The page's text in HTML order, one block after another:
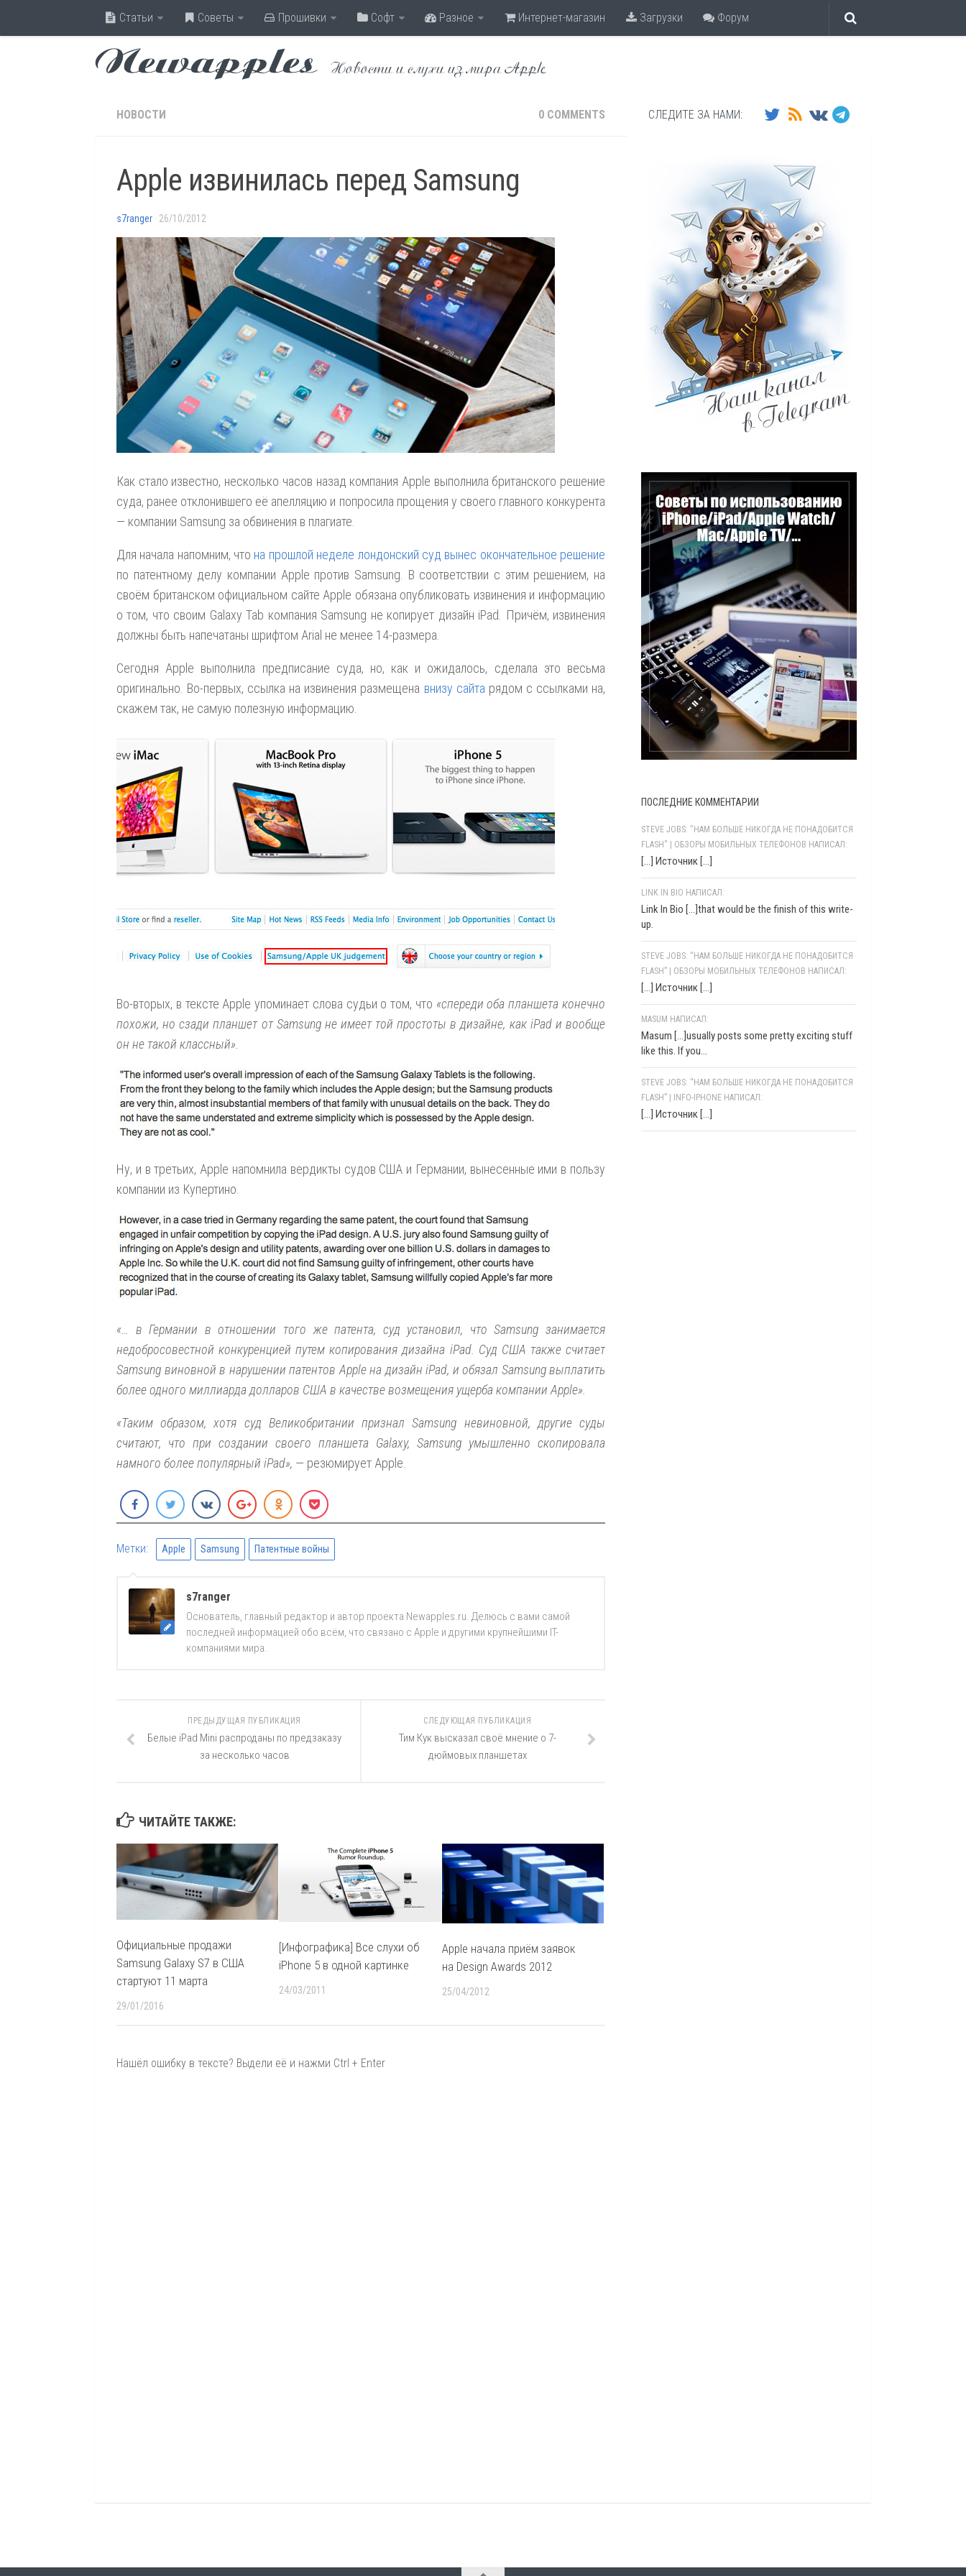
Статьи Советы Прошивки Софт Разное Интернет-магазин Загрузки Форум
Newapples Новости и слухи из мира Apple
НОВОСТИ 0 COMMENTS
Apple извинилась перед Samsung
s7ranger · 26/10/2012
Как стало известно, несколько часов назад компания Apple выполнила британского решение
суда, ранее отклонившего её апелляцию и попросила прощения у своего главного конкурента
— компании Samsung за обвинения в плагиате.
Для начала напомним, что на прошлой неделе лондонский суд вынес окончательное решение
по патентному делу компании Apple против Samsung. В соответствии с этим решением, на
своём британском официальном сайте Apple обязана опубликовать извинения и информацию
о том, что своим Galaxy Tab компания Samsung не копирует дизайн iPad. Причём, извинения
должны быть напечатаны шрифтом Arial не менее 14-размера.
Сегодня Apple выполнила предписание суда, но, как и ожидалось, сделала это весьма
оригинально. Во-первых, ссылка на извинения размещена внизу сайта рядом с ссылками на,
скажем так, не самую полезную информацию.
Во-вторых, в тексте Apple упоминает слова судьи о том, что «спереди оба планшета конечно
похожи, но сзади планшет от Samsung не имеет той простоты в дизайне, как iPad и вообще
он не такой классный».
Ну, и в третьих, Apple напомнила вердикты судов США и Германии, вынесенные ими в пользу
компании из Купертино.
«… в Германии в отношении того же патента, суд установил, что Samsung занимается
недобросовестной конкуренцией путем копирования дизайна iPad. Суд США также считает
Samsung виновной в нарушении патентов Apple на дизайн iPad, и обязал Samsung выплатить
более одного миллиарда долларов США в качестве возмещения ущерба компании Apple».
«Таким образом, хотя суд Великобритании признал Samsung невиновной, другие суды
считают, что при создании своего планшета Galaxy, Samsung умышленно скопировала
намного более популярный iPad», — резюмирует Apple.
Метки: Apple Samsung Патентные войны
s7ranger
Основатель, главный редактор и автор проекта Newapples.ru. Делюсь с вами самой
последней информацией обо всём, что связано с Apple и другими крупнейшими IT-
компаниями мира.
СЛЕДУЮЩАЯ ПУБЛИКАЦИЯ
Тим Кук высказал своё мнение о 7-
дюймовых планшетах
ПРЕДЫДУЩАЯ ПУБЛИКАЦИЯ
Белые iPad Mini распроданы по предзаказу
за несколько часов
ЧИТАЙТЕ ТАКЖЕ:
Официальные продажи
Samsung Galaxy S7 в США
стартуют 11 марта
29/01/2016
[Инфографика] Все слухи об
iPhone 5 в одной картинке
24/03/2011
Apple начала приём заявок
на Design Awards 2012
25/04/2012
Нашёл ошибку в тексте? Выдели её и нажми Ctrl + Enter
СЛЕДИТЕ ЗА НАМИ:
ПОСЛЕДНИЕ КОММЕНТАРИИ
STEVE JOBS: "НАМ БОЛЬШЕ НИКОГДА НЕ ПОНАДОБИТСЯ
FLASH" | ОБЗОРЫ МОБИЛЬНЫХ ТЕЛЕФОНОВ НАПИСАЛ:
[…] Источник […]
LINK IN BIO НАПИСАЛ:
Link In Bio [...]that would be the finish of this write-
up.
STEVE JOBS: “НАМ БОЛЬШЕ НИКОГДА НЕ ПОНАДОБИТСЯ
FLASH” | ОБЗОРЫ МОБИЛЬНЫХ ТЕЛЕФОНОВ НАПИСАЛ:
[…] Источник […]
MASUM НАПИСАЛ:
Masum [...]usually posts some pretty exciting stuff
like this. If you...
STEVE JOBS: “НАМ БОЛЬШЕ НИКОГДА НЕ ПОНАДОБИТСЯ
FLASH” | INFO-IPHONE НАПИСАЛ:
[…] Источник […]